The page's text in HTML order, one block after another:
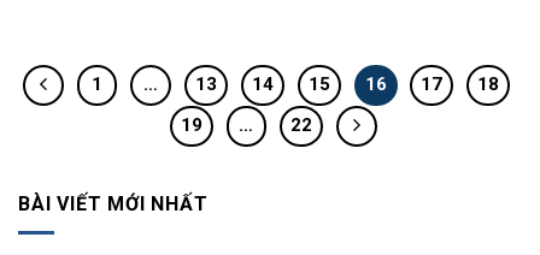
1 … 13 14 15 16 17
18
19
… 22
BÀI VIẾT MỚI NHẤT